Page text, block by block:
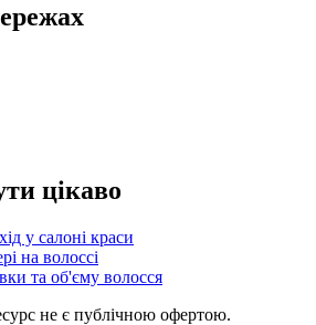
цікаво
у салоні краси
на волоссі
та об'єму волосся
не є публічною офертою.